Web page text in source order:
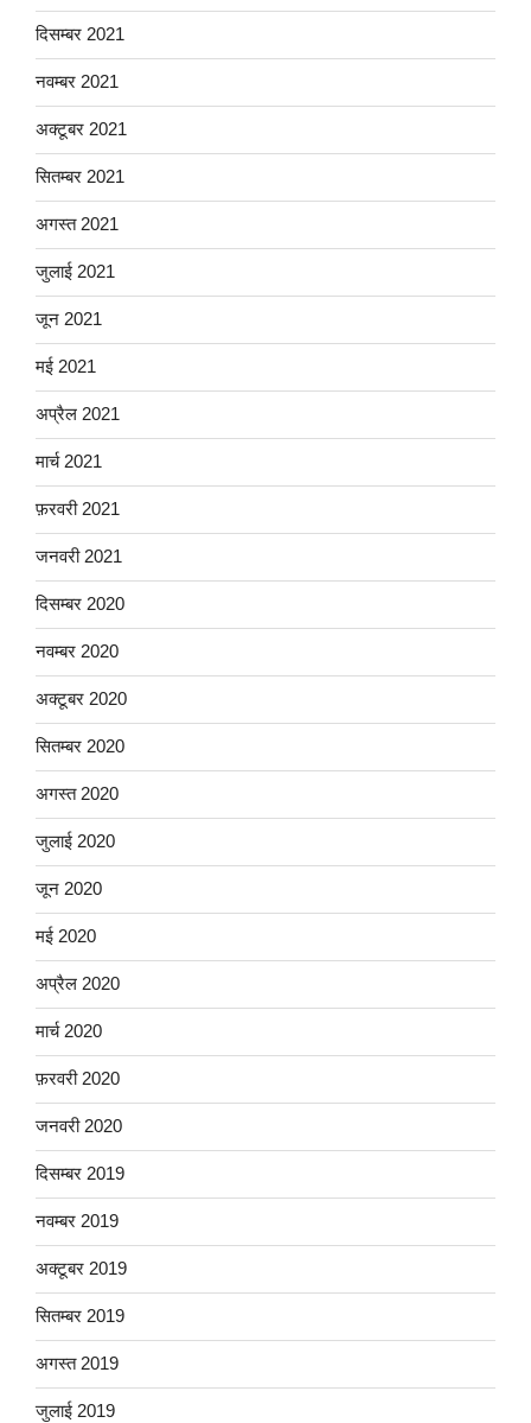
दिसम्बर 2021
नवम्बर 2021
अक्टूबर 2021
सितम्बर 2021
अगस्त 2021
जुलाई 2021
जून 2021
मई 2021
अप्रैल 2021
मार्च 2021
फ़रवरी 2021
जनवरी 2021
दिसम्बर 2020
नवम्बर 2020
अक्टूबर 2020
सितम्बर 2020
अगस्त 2020
जुलाई 2020
जून 2020
मई 2020
अप्रैल 2020
मार्च 2020
फ़रवरी 2020
जनवरी 2020
दिसम्बर 2019
नवम्बर 2019
अक्टूबर 2019
सितम्बर 2019
अगस्त 2019
जुलाई 2019